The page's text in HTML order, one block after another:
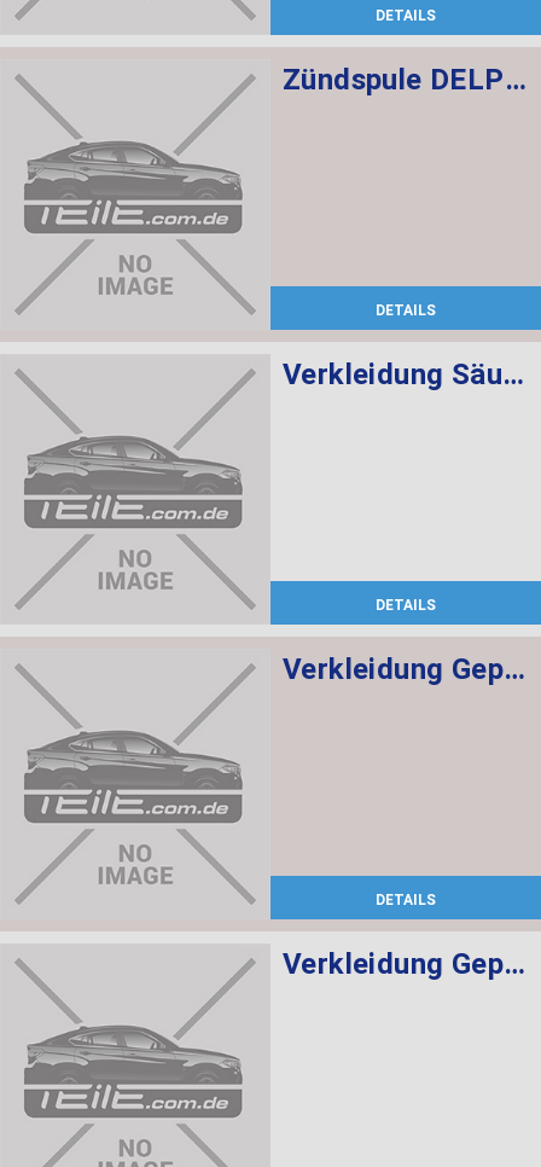
DETAILS
Zündspule DELPHI
DETAILS
Verkleidung Säule hinten links SCHWARZ
DETAILS
Verkleidung Gepäckraum links ANTHRAZIT
DETAILS
Verkleidung Gepäckraum rechts ANTHRAZIT